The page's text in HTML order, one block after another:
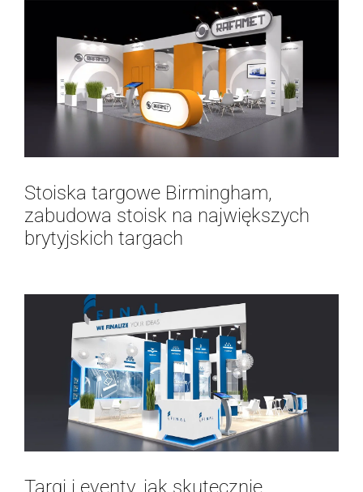
Stoiska targowe Birmingham,
zabudowa stoisk na największych
brytyjskich targach
Targi i eventy, jak skutecznie